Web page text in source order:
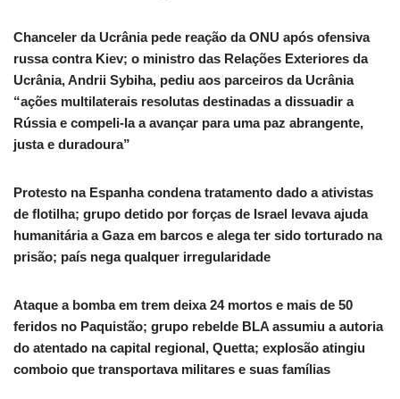
Chanceler da Ucrânia pede reação da ONU após ofensiva
russa contra Kiev; o ministro das Relações Exteriores da
Ucrânia, Andrii Sybiha, pediu aos parceiros da Ucrânia
“ações multilaterais resolutas destinadas a dissuadir a
Rússia e compeli-la a avançar para uma paz abrangente,
justa e duradoura”
Protesto na Espanha condena tratamento dado a ativistas
de flotilha; grupo detido por forças de Israel levava ajuda
humanitária a Gaza em barcos e alega ter sido torturado na
prisão; país nega qualquer irregularidade
Ataque a bomba em trem deixa 24 mortos e mais de 50
feridos no Paquistão; grupo rebelde BLA assumiu a autoria
do atentado na capital regional, Quetta; explosão atingiu
comboio que transportava militares e suas famílias